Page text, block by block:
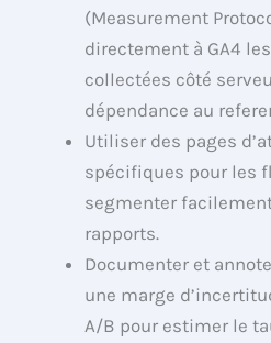
(Measurement
directement à GA4
collectées côté
dépendance au
Utiliser des pages
spécifiques pour les
segmenter
rapports.
Documenter et
une marge
A/B pour estimer le